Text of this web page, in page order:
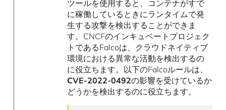
ツールを使用すると、コンテナがすで
に稼働しているときにランタイムで発
生する攻撃を検出することができま
す。CNCFのインキュベートプロジェク
トであるFalcoは、クラウドネイティブ
環境における異常な活動を検出するの
に役立ちます。以下のFalcoルールは、
CVE-2022-0492の影響を受けているか
どうかを検出するのに役立ちます。